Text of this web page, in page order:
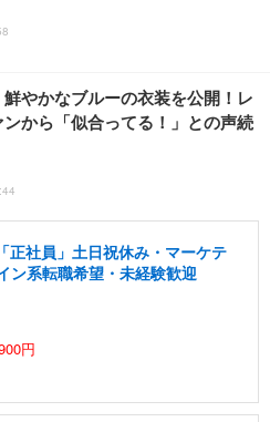
やかなブルーの衣装を公開！レ
から「似合ってる！」との声続
正社員」土日祝休み・マーケテ
ン系転職希望・未経験歓迎
円